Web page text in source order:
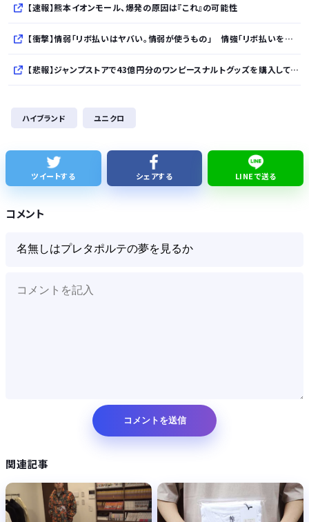
【速報】熊本イオンモール、爆発の原因は『これ』の可能性
【衝撃】情弱「リボ払いはヤバい。情弱が使うもの」 情強「リボ払いを使いこなすのが情強やで」 ← これ
【悲報】ジャンプストアで43億円分のワンピースナルトグッズを購入してキャンセルを繰り返していた32歳女逮捕
【速報】れいわ新選組、「いのちの党」に党名変更
Powered by livedoor 相互RSS
ハイブランド ユニクロ
ツイートする シェアする LINEで送る
コメント
関連記事